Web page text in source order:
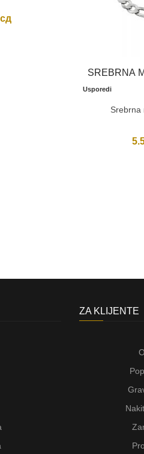
SREBRNA
Usporedi
Srebrna
ZA KLIJENTE